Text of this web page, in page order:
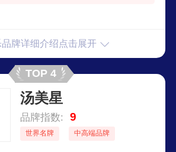
牌详细介绍点击展开
TOP 4
汤美星
品牌指数: 9
世界名牌 中高端品牌